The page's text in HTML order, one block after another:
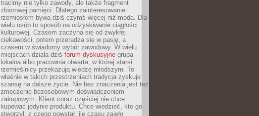
tracimy nie tylko zawody, ale także fragment
zbiorowej pamięci. Dlatego zainteresowanie
rzemiosłem bywa dziś czymś więcej niż modą. Dla
wielu osób to sposób na odzyskiwanie ciągłości
kulturowej. Czasem zaczyna się od zwykłej
ciekawości, potem przeradza się w pasję, a
czasem w świadomy wybór zawodowy. W wielu
miejscach działa dziś forum dyskusyjne grupa
lokalna albo pracownia otwarta, w której starsi
rzemieślnicy przekazują wiedzę młodszym. To
właśnie w takich przestrzeniach tradycja zyskuje
szansę na dalsze życie. Nie bez znaczenia jest też
zmęczenie bezosobowym doświadczeniem
zakupowym. Klient coraz częściej nie chce
kupować jedynie produktu. Chce wiedzieć, kto go
stworzył, z czego powstał, ile czasu zajęło